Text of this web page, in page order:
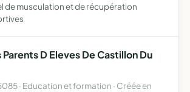
de musculation et de récupération
D Eleves De Castillon Du
· Education et formation · Créée en